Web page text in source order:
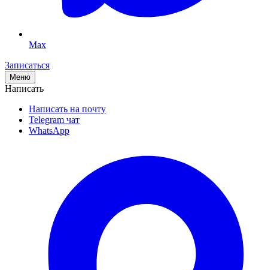
Max
Записаться
Меню
Написать
Написать на почту
Telegram чат
WhatsApp
г. Москва, м. Маяковская
г. Москва, м. Рассказовка
Контакты
WhatsApp
Социальные сети